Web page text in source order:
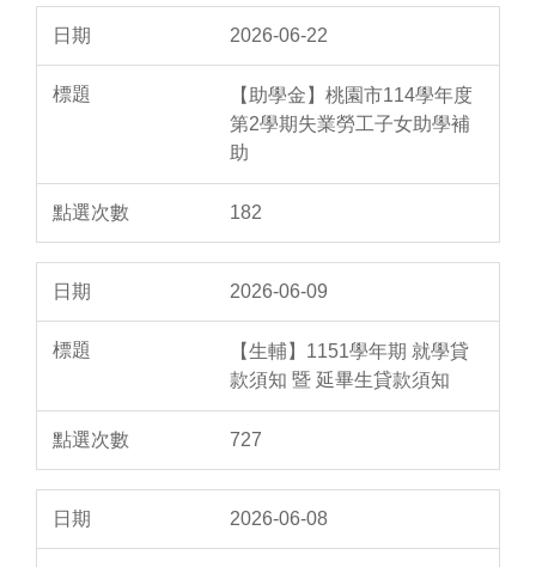
2026-06-22
【助學金】桃園市114學年度
第2學期失業勞工子女助學補
助
182
2026-06-09
【生輔】1151學年期 就學貸
款須知 暨 延畢生貸款須知
727
2026-06-08